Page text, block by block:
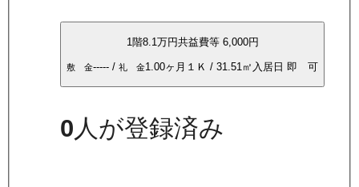
1階8.1万円共益費等 6,000円
敷 金----- /礼 金1.00ヶ月 １Ｋ /31.51 ㎡ 入居日 即 可
0人が登録済み